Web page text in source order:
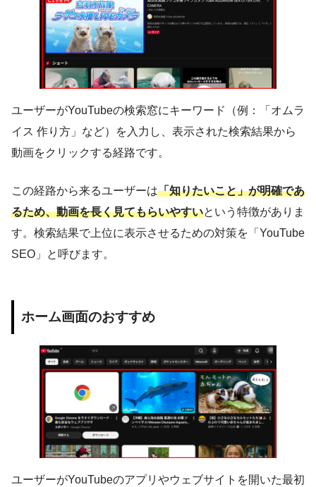
ユーザーがYouTubeの検索窓にキーワード（例：「オムラ
イス 作り方」など）を入力し、表示された検索結果から
動画をクリックする経路です。
この経路から来るユーザーは「知りたいこと」が明確であ
るため、動画を長く見てもらいやすいという特徴がありま
す。検索結果で上位に表示させるための対策を「YouTube
SEO」と呼びます。
ホーム画面のおすすめ
ユーザーがYouTubeのアプリやウェブサイトを開いた最初